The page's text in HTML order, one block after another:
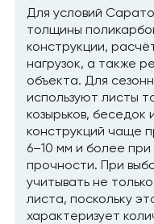
Для условий
толщины
конструкции,
нагрузок, а также
объекта. Для
используют листы
козырьков, беседок
конструкций чаще
6–10 мм и более
прочности. При
учитывать не
листа, поскольку
характеризует